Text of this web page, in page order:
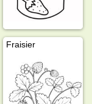
Fraisier